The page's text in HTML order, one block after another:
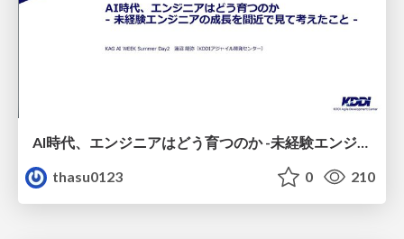
AI時代、エンジニアはどう育つのか -未経験エンジニアの成長を間近で見て考えたこと-
thasu0123
0 210